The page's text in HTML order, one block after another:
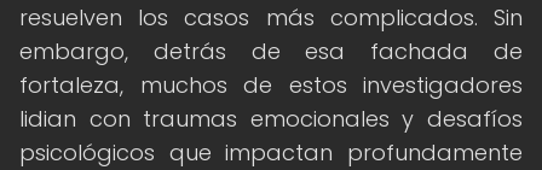
resuelven los casos más complicados. Sin
embargo, detrás de esa fachada de
fortaleza, muchos de estos investigadores
lidian con traumas emocionales y desafíos
psicológicos que impactan profundamente